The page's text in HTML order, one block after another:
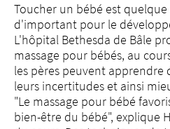
Toucher un bébé est
d'important pour le
L'hôpital Bethesda de Bâle
massage pour bébés, au
les pères peuvent apprendre
leurs incertitudes et ainsi
"Le massage pour bébé
bien-être du bébé", explique